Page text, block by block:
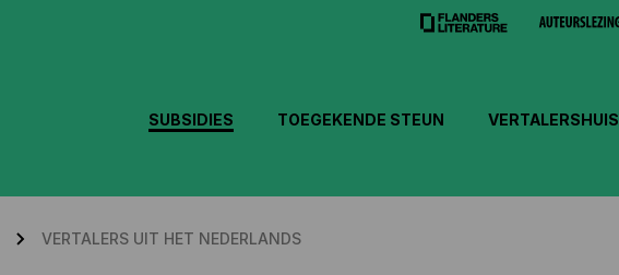
SUBSIDIES TOEGEKENDE STEUN VERTALERSHUIS
VERTALERS UIT HET NEDERLANDS